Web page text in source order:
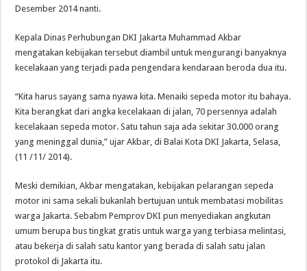
Desember 2014 nanti.
Kepala Dinas Perhubungan DKI Jakarta Muhammad Akbar
mengatakan kebijakan tersebut diambil untuk mengurangi banyaknya
kecelakaan yang terjadi pada pengendara kendaraan beroda dua itu.
“Kita harus sayang sama nyawa kita. Menaiki sepeda motor itu bahaya.
Kita berangkat dari angka kecelakaan di jalan, 70 persennya adalah
kecelakaan sepeda motor. Satu tahun saja ada sekitar 30.000 orang
yang meninggal dunia,” ujar Akbar, di Balai Kota DKI Jakarta, Selasa,
(11 /11/ 2014).
Meski demikian, Akbar mengatakan, kebijakan pelarangan sepeda
motor ini sama sekali bukanlah bertujuan untuk membatasi mobilitas
warga Jakarta. Sebabm Pemprov DKI pun menyediakan angkutan
umum berupa bus tingkat gratis untuk warga yang terbiasa melintasi,
atau bekerja di salah satu kantor yang berada di salah satu jalan
protokol di Jakarta itu.